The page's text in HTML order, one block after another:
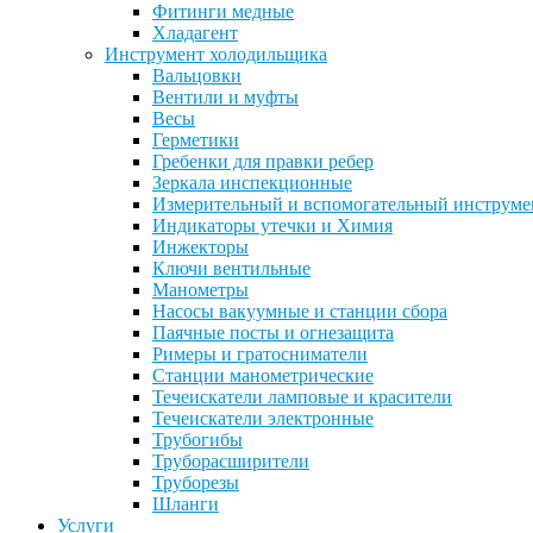
Фитинги медные
Хладагент
Инструмент холодильщика
Вальцовки
Вентили и муфты
Весы
Герметики
Гребенки для правки ребер
Зеркала инспекционные
Измерительный и вспомогательный
Индикаторы утечки и Химия
Инжекторы
Ключи вентильные
Манометры
Насосы вакуумные и станции сбора
Паячные посты и огнезащита
Римеры и гратосниматели
Станции манометрические
Течеискатели ламповые и красители
Течеискатели электронные
Трубогибы
Труборасширители
Труборезы
Шланги
Услуги